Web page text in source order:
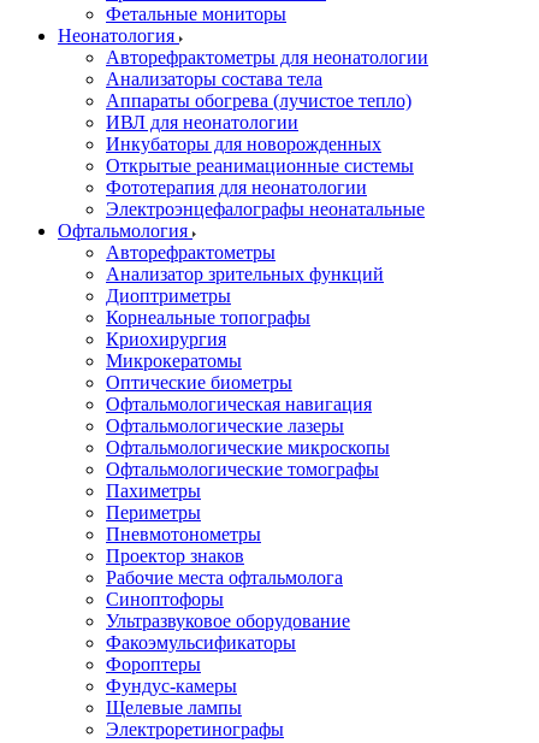
Фетальные мониторы
Неонатология
Авторефрактометры для неонатологии
Анализаторы состава тела
Аппараты обогрева (лучистое тепло)
ИВЛ для неонатологии
Инкубаторы для новорожденных
Открытые реанимационные системы
Фототерапия для неонатологии
Электроэнцефалографы неонатальные
Офтальмология
Авторефрактометры
Анализатор зрительных функций
Диоптриметры
Корнеальные топографы
Криохирургия
Микрокератомы
Оптические биометры
Офтальмологическая навигация
Офтальмологические лазеры
Офтальмологические микроскопы
Офтальмологические томографы
Пахиметры
Периметры
Пневмотонометры
Проектор знаков
Рабочие места офтальмолога
Синоптофоры
Ультразвуковое оборудование
Факоэмульсификаторы
Фороптеры
Фундус-камеры
Щелевые лампы
Электроретинографы